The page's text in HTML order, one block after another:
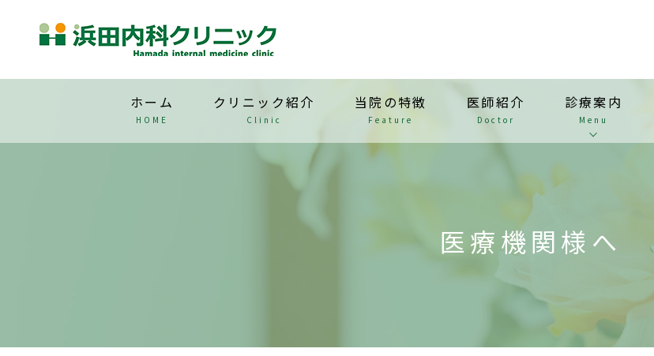
ホーム
HOME
クリニック紹介
Clinic
当院の特徴
Feature
医師紹介
Doctor
診療案内
Menu
医療機関様へ